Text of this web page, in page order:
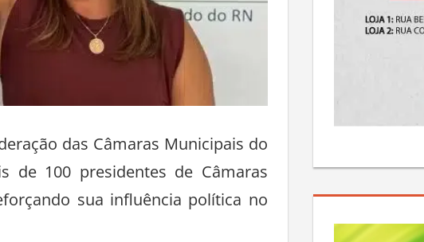
das Câmaras Municipais do
de 100 presidentes de Câmaras
sua influência política no